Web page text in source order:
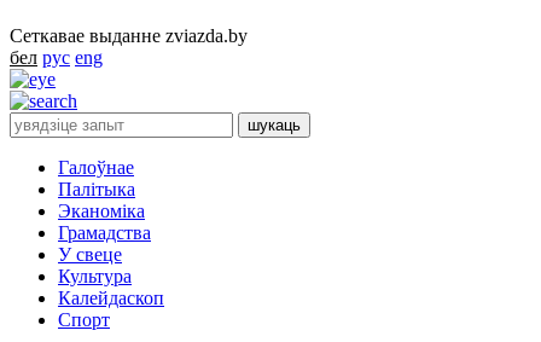
Сеткавае выданне zviazda.by
бел рус eng
Галоўнае
Палітыка
Эканоміка
Грамадства
У свеце
Культура
Калейдаскоп
Спорт